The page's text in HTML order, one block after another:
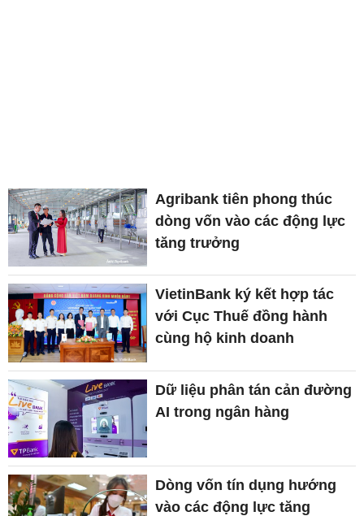
Agribank tiên phong thúc
dòng vốn vào các động lực
tăng trưởng
VietinBank ký kết hợp tác
với Cục Thuế đồng hành
cùng hộ kinh doanh
Dữ liệu phân tán cản đường
AI trong ngân hàng
Dòng vốn tín dụng hướng
vào các động lực tăng